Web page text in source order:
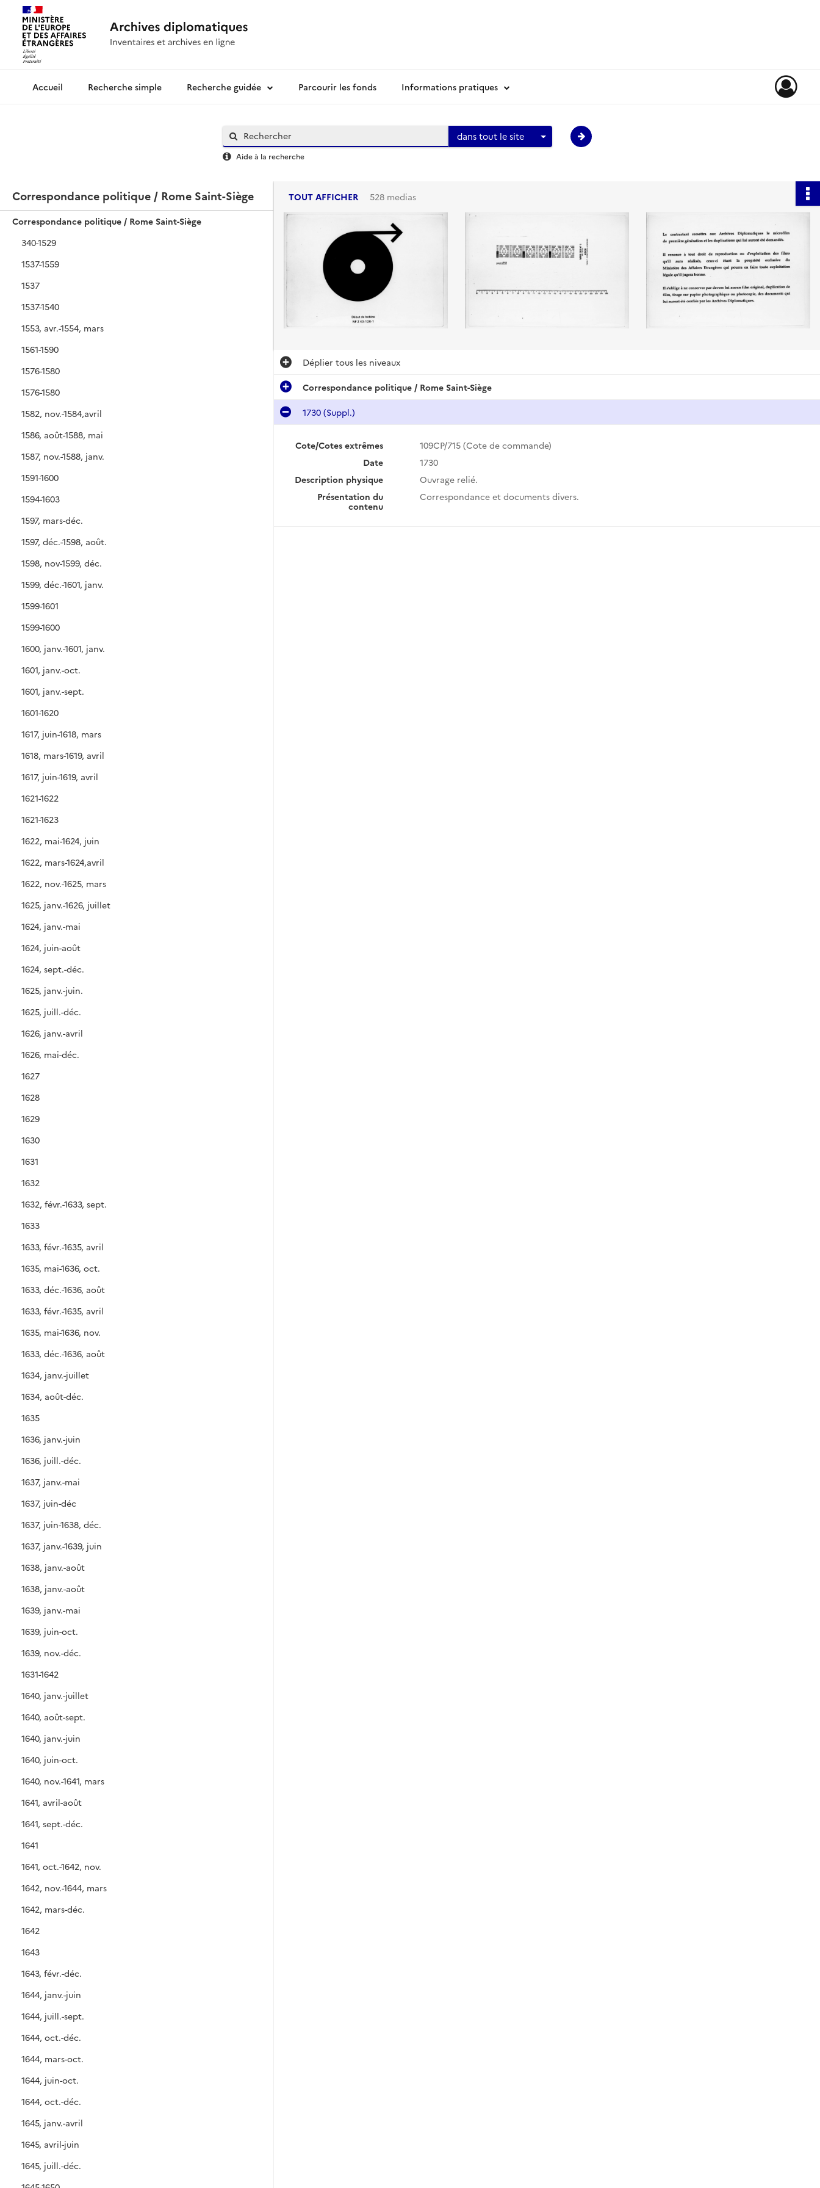
Archives diplomatiquesRecherche simple Recherche guidée Parcourir les fonds Informations pratiques
dans tout le site
Aide à la recherche
Correspondance politique / Rome Saint-Siège
Correspondance politique / Rome Saint-Siège
340-1529
1537-1559
1537
1537-1540
1553, avr.-1554, mars
1561-1590
1576-1580
1576-1580
1582, nov.-1584,avril
1586, août-1588, mai
1587, nov.-1588, janv.
1591-1600
1594-1603
1597, mars-déc.
1597, déc.-1598, août.
1598, nov-1599, déc.
1599, déc.-1601, janv.
1599-1601
1599-1600
1600, janv.-1601, janv.
1601, janv.-oct.
1601, janv.-sept.
1601-1620
1617, juin-1618, mars
1618, mars-1619, avril
1617, juin-1619, avril
1621-1622
1621-1623
1622, mai-1624, juin
1622, mars-1624,avril
1622, nov.-1625, mars
1625, janv.-1626, juillet
1624, janv.-mai
1624, juin-août
1624, sept.-déc.
1625, janv.-juin.
1625, juill.-déc.
1626, janv.-avril
1626, mai-déc.
1627
1628
1629
1630
1631
1632
1632, févr.-1633, sept.
1633
1633, févr.-1635, avril
1635, mai-1636, oct.
1633, déc.-1636, août
1633, févr.-1635, avril
1635, mai-1636, nov.
1633, déc.-1636, août
1634, janv.-juillet
1634, août-déc.
1635
1636, janv.-juin
1636, juill.-déc.
1637, janv.-mai
1637, juin-déc
1637, juin-1638, déc.
1637, janv.-1639, juin
1638, janv.-août
1638, janv.-août
1639, janv.-mai
1639, juin-oct.
1639, nov.-déc.
1631-1642
1640, janv.-juillet
1640, août-sept.
1640, janv.-juin
1640, juin-oct.
1640, nov.-1641, mars
1641, avril-août
1641, sept.-déc.
1641
1641, oct.-1642, nov.
1642, nov.-1644, mars
1642, mars-déc.
1642
1643
1643, févr.-déc.
1644, janv.-juin
1644, juill.-sept.
1644, oct.-déc.
1644, mars-oct.
1644, juin-oct.
1644, oct.-déc.
1645, janv.-avril
1645, avril-juin
1645, juill.-déc.
TOUT AFFICHER 528 medias
Déplier tous les niveaux
Correspondance politique / Rome Saint-Siège
1730 (Suppl.)
Cote/Cotes extrêmes
109CP/715 (Cote de commande)
Date
1730
Description physique
Ouvrage relié.
Présentation du
contenu
Correspondance et documents divers.